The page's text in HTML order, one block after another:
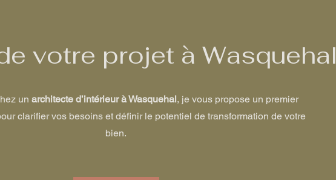
votre projet à Wasquehal
un architecte d’intérieur à Wasquehal, je vous propose un premier
clarifier vos besoins et définir le potentiel de transformation de votre
bien.